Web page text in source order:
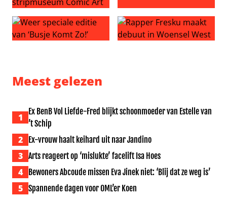
Asterix en Obelix trappen af in stripmuseum Comic Art
Arnon Grunberg ontvangt
Meest gelezen
1
Ex BenB Vol Liefde-Fred blijkt schoonmoeder van Estelle van
’t Schip
2 Ex-vrouw haalt keihard uit naar Jandino
3 Arts reageert op ‘mislukte’ facelift Isa Hoes
4 Bewoners Abcoude missen Eva Jinek niet: ‘Blij dat ze weg is’
5 Spannende dagen voor OML’er Koen